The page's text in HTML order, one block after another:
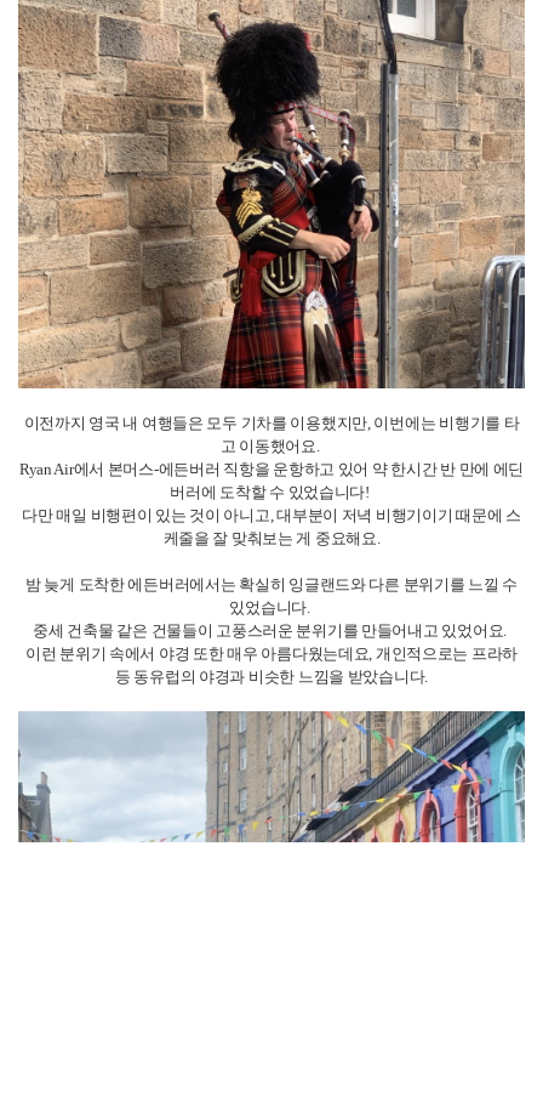
이전까지 영국 내 여행들은 모두 기차를 이용했지만, 이번에는 비행기를 타
고 이동했어요.
Ryan Air에서 본머스-에든버러 직항을 운항하고 있어 약 한시간 반 만에 에딘
버러에 도착할 수 있었습니다!
다만 매일 비행편이 있는 것이 아니고, 대부분이 저녁 비행기이기 때문에 스
케줄을 잘 맞춰보는 게 중요해요.
밤 늦게 도착한 에든버러에서는 확실히 잉글랜드와 다른 분위기를 느낄 수
있었습니다.
중세 건축물 같은 건물들이 고풍스러운 분위기를 만들어내고 있었어요.
이런 분위기 속에서 야경 또한 매우 아름다웠는데요, 개인적으로는 프라하
등 동유럽의 야경과 비슷한 느낌을 받았습니다.
메인 거리라고 할 수 있는 곳인데요.
<해리포터>에 나오는 다이애건 앨리가 여기에서 영감을 받았다고 합니다.
그래서 그런지 이 거리에서는 해리포터 관련 굿즈를 파는 가게들을 쉽게 발
견할 수 있어요.
또한, 조앤 롤링이 책을 집필했다고 알려진 The elephant House도 이곳에 위
치해 있습니다!
에든버러 성은 티켓을 예약하지 않아 내부를 구경하지 못했어요.
하지만 외부에서 보는 것 만으로도 충분히 아름다웠습니다.
내부를 구경하고 싶으시다면 미리 티켓을 예약하는 것을 추천합니다.
에든버러 성 앞쪽 거리 역시 사람들이 북적거리는 곳입니다.
스코틀랜드 전통 복장인 킬트를 입고, 백파이프를 부는 분들도 자주 만나볼
수 있어요.
또한, 가장 유명한 위스키 박물관도 이곳에 위치해 있습니다.
스코틀랜드의 위스키는 기념품 상점 곳곳에서 만나볼 수 있을 정도로 유명